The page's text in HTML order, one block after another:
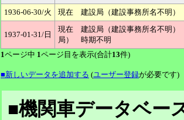
1936-06-30/火
現在 建設局（建設事務所名不明）
1937-01-31/日
現在 建設局（建設事務所名不明）
局） 時期不明
1ページ中 1ページ目を表示(合計13件)
■新しいデータを追加する (ユーザー登録が必要です)
■機関車データベー